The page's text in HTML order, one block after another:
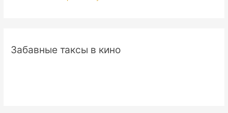
Забавные таксы в кино